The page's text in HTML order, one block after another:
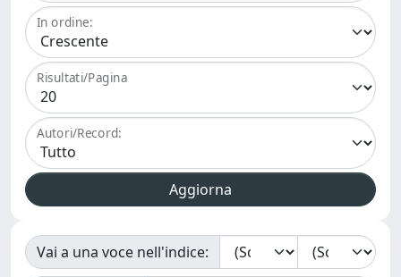
In ordine:
Risultati/Pagina
Autori/Record:
Vai a una voce nell'indice: